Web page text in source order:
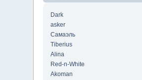
Dark
asker
Самаэль
Tiberius
Alina
Red-n-White
Akoman